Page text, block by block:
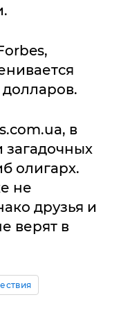
в
олигарх.
не
друзья и
верят в